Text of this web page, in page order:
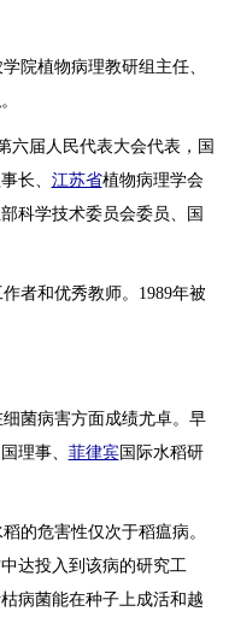
院植物病理教研组主任、
六届人民代表大会代表，国
长、 江苏省植物病理学会
科学技术委员会委员、国
者和优秀教师。1989年被
菌病害方面成绩尤卓。早
理事、 菲律宾国际水稻研
的危害性仅次于稻瘟病。
达投入到该病的研究工
病菌能在种子上成活和越